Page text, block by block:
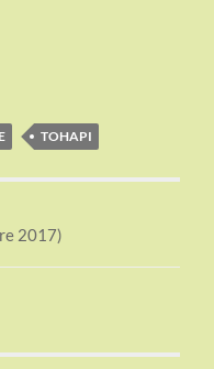
TOHAPI
2017)